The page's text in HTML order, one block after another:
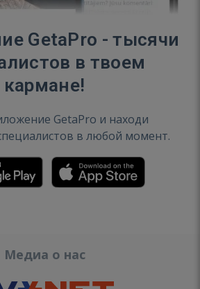
GetaPro - тысячи
в твоем
кармане!
GetaPro и находи
в любой момент.
Медиа о нас